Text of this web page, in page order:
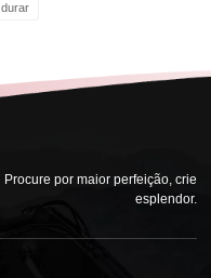
durar
Procure por maior perfeição, crie
esplendor.